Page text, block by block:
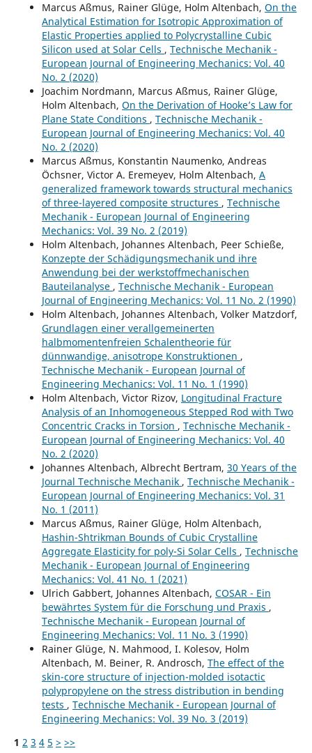
Marcus Aßmus, Rainer Glüge, Holm Altenbach, On the
Analytical Estimation for Isotropic Approximation of
Elastic Properties applied to Polycrystalline Cubic
Silicon used at Solar Cells , Technische Mechanik -
European Journal of Engineering Mechanics: Vol. 40
No. 2 (2020)
Joachim Nordmann, Marcus Aßmus, Rainer Glüge,
Holm Altenbach, On the Derivation of Hooke’s Law for
Plane State Conditions , Technische Mechanik -
European Journal of Engineering Mechanics: Vol. 40
No. 2 (2020)
Marcus Aßmus, Konstantin Naumenko, Andreas
Öchsner, Victor A. Eremeyev, Holm Altenbach, A
generalized framework towards structural mechanics
of three-layered composite structures , Technische
Mechanik - European Journal of Engineering
Mechanics: Vol. 39 No. 2 (2019)
Holm Altenbach, Johannes Altenbach, Peer Schieße,
Konzepte der Schädigungsmechanik und ihre
Anwendung bei der werkstoffmechanischen
Bauteilanalyse , Technische Mechanik - European
Journal of Engineering Mechanics: Vol. 11 No. 2 (1990)
Holm Altenbach, Johannes Altenbach, Volker Matzdorf,
Grundlagen einer verallgemeinerten
halbmomentenfreien Schalentheorie für
dünnwandige, anisotrope Konstruktionen ,
Technische Mechanik - European Journal of
Engineering Mechanics: Vol. 11 No. 1 (1990)
Holm Altenbach, Victor Rizov, Longitudinal Fracture
Analysis of an Inhomogeneous Stepped Rod with Two
Concentric Cracks in Torsion , Technische Mechanik -
European Journal of Engineering Mechanics: Vol. 40
No. 2 (2020)
Johannes Altenbach, Albrecht Bertram, 30 Years of the
Journal Technische Mechanik , Technische Mechanik -
European Journal of Engineering Mechanics: Vol. 31
No. 1 (2011)
Marcus Aßmus, Rainer Glüge, Holm Altenbach,
Hashin-Shtrikman Bounds of Cubic Crystalline
Aggregate Elasticity for poly-Si Solar Cells , Technische
Mechanik - European Journal of Engineering
Mechanics: Vol. 41 No. 1 (2021)
Ulrich Gabbert, Johannes Altenbach, COSAR - Ein
bewährtes System für die Forschung und Praxis ,
Technische Mechanik - European Journal of
Engineering Mechanics: Vol. 11 No. 3 (1990)
Rainer Glüge, N. Mahmood, I. Kolesov, Holm
Altenbach, M. Beiner, R. Androsch, The effect of the
skin-core structure of injection-molded isotactic
polypropylene on the stress distribution in bending
tests , Technische Mechanik - European Journal of
Engineering Mechanics: Vol. 39 No. 3 (2019)
1 2 3 4 5 > >>